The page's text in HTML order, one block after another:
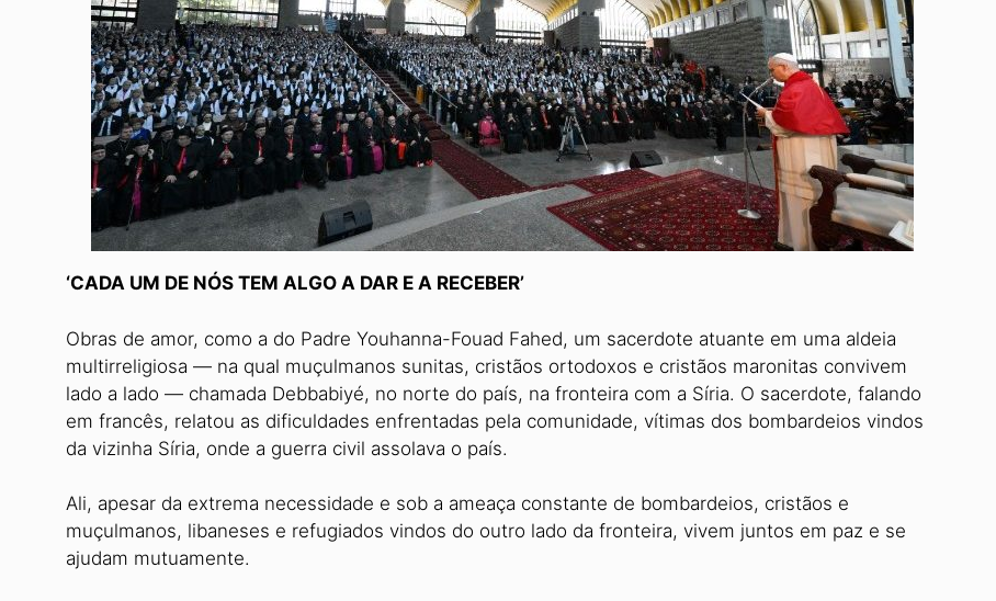
‘CADA UM DE NÓS TEM ALGO A DAR E A RECEBER’
Obras de amor, como a do Padre Youhanna-Fouad Fahed, um sacerdote atuante em uma aldeia
multirreligiosa — na qual muçulmanos sunitas, cristãos ortodoxos e cristãos maronitas convivem
lado a lado — chamada Debbabiyé, no norte do país, na fronteira com a Síria. O sacerdote, falando
em francês, relatou as dificuldades enfrentadas pela comunidade, vítimas dos bombardeios vindos
da vizinha Síria, onde a guerra civil assolava o país.
Ali, apesar da extrema necessidade e sob a ameaça constante de bombardeios, cristãos e
muçulmanos, libaneses e refugiados vindos do outro lado da fronteira, vivem juntos em paz e se
ajudam mutuamente.